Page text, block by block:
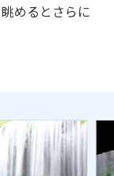
めるとさらに